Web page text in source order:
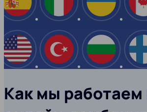
Испания
США
Италия
Турция
Украина
Болгария
Как мы работаем